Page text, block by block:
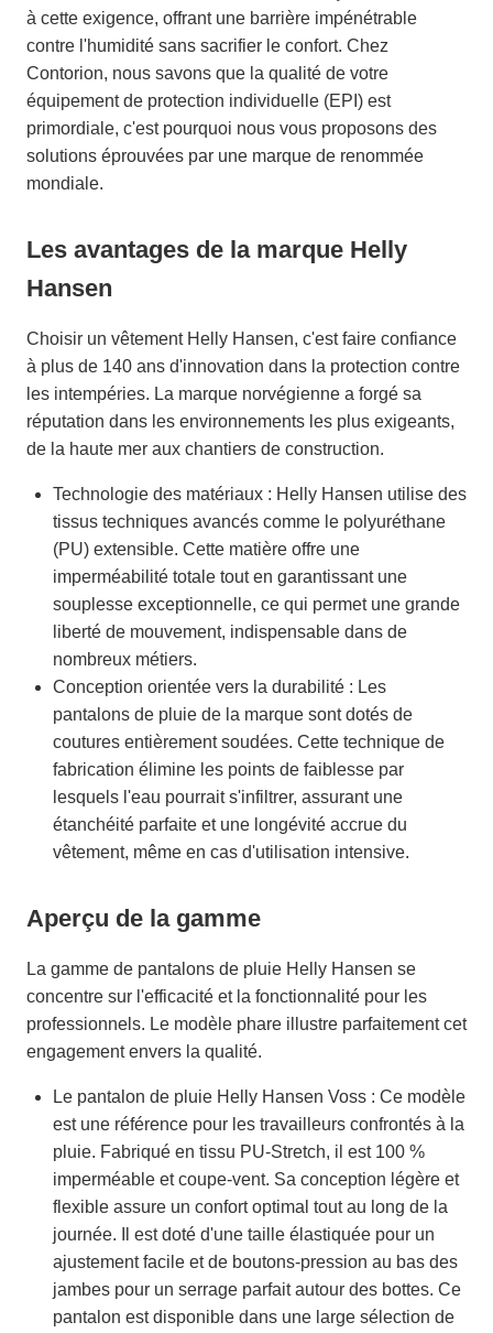
à cette exigence, offrant une barrière impénétrable
contre l'humidité sans sacrifier le confort. Chez
Contorion, nous savons que la qualité de votre
équipement de protection individuelle (EPI) est
primordiale, c'est pourquoi nous vous proposons des
solutions éprouvées par une marque de renommée
mondiale.
Les avantages de la marque Helly
Hansen
Choisir un vêtement Helly Hansen, c'est faire confiance
à plus de 140 ans d'innovation dans la protection contre
les intempéries. La marque norvégienne a forgé sa
réputation dans les environnements les plus exigeants,
de la haute mer aux chantiers de construction.
Technologie des matériaux : Helly Hansen utilise des
tissus techniques avancés comme le polyuréthane
(PU) extensible. Cette matière offre une
imperméabilité totale tout en garantissant une
souplesse exceptionnelle, ce qui permet une grande
liberté de mouvement, indispensable dans de
nombreux métiers.
Conception orientée vers la durabilité : Les
pantalons de pluie de la marque sont dotés de
coutures entièrement soudées. Cette technique de
fabrication élimine les points de faiblesse par
lesquels l'eau pourrait s'infiltrer, assurant une
étanchéité parfaite et une longévité accrue du
vêtement, même en cas d'utilisation intensive.
Aperçu de la gamme
La gamme de pantalons de pluie Helly Hansen se
concentre sur l'efficacité et la fonctionnalité pour les
professionnels. Le modèle phare illustre parfaitement cet
engagement envers la qualité.
Le pantalon de pluie Helly Hansen Voss : Ce modèle
est une référence pour les travailleurs confrontés à la
pluie. Fabriqué en tissu PU-Stretch, il est 100 %
imperméable et coupe-vent. Sa conception légère et
flexible assure un confort optimal tout au long de la
journée. Il est doté d'une taille élastiquée pour un
ajustement facile et de boutons-pression au bas des
jambes pour un serrage parfait autour des bottes. Ce
pantalon est disponible dans une large sélection de